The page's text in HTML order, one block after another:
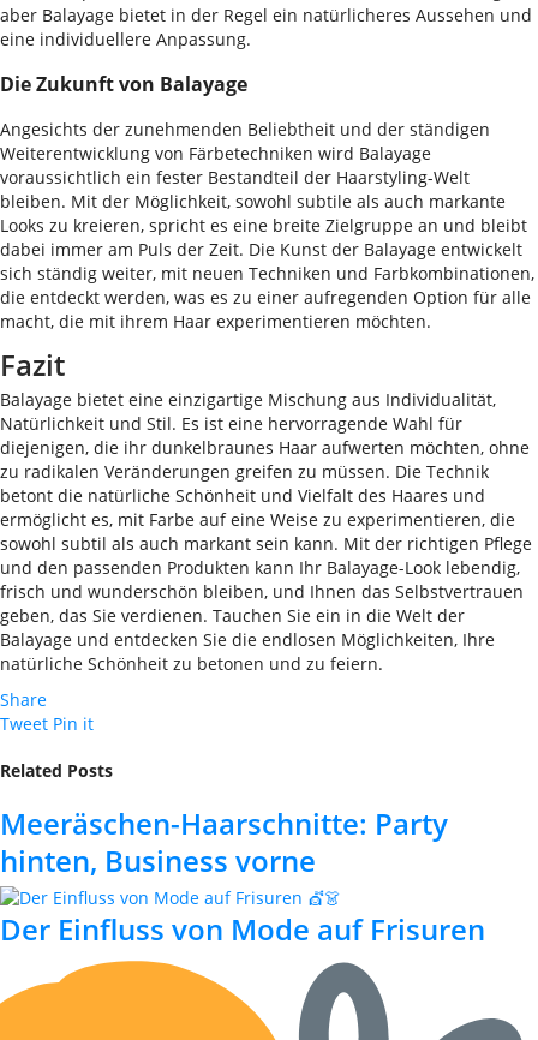
aber Balayage bietet in der Regel ein natürlicheres Aussehen und
eine individuellere Anpassung.
Die Zukunft von Balayage
Angesichts der zunehmenden Beliebtheit und der ständigen
Weiterentwicklung von Färbetechniken wird Balayage
voraussichtlich ein fester Bestandteil der Haarstyling-Welt
bleiben. Mit der Möglichkeit, sowohl subtile als auch markante
Looks zu kreieren, spricht es eine breite Zielgruppe an und bleibt
dabei immer am Puls der Zeit. Die Kunst der Balayage entwickelt
sich ständig weiter, mit neuen Techniken und Farbkombinationen,
die entdeckt werden, was es zu einer aufregenden Option für alle
macht, die mit ihrem Haar experimentieren möchten.
Fazit
Balayage bietet eine einzigartige Mischung aus Individualität,
Natürlichkeit und Stil. Es ist eine hervorragende Wahl für
diejenigen, die ihr dunkelbraunes Haar aufwerten möchten, ohne
zu radikalen Veränderungen greifen zu müssen. Die Technik
betont die natürliche Schönheit und Vielfalt des Haares und
ermöglicht es, mit Farbe auf eine Weise zu experimentieren, die
sowohl subtil als auch markant sein kann. Mit der richtigen Pflege
und den passenden Produkten kann Ihr Balayage-Look lebendig,
frisch und wunderschön bleiben, und Ihnen das Selbstvertrauen
geben, das Sie verdienen. Tauchen Sie ein in die Welt der
Balayage und entdecken Sie die endlosen Möglichkeiten, Ihre
natürliche Schönheit zu betonen und zu feiern.
Share
Tweet Pin it
Related Posts
Meeräschen-Haarschnitte: Party
hinten, Business vorne
Der Einfluss von Mode auf Frisuren